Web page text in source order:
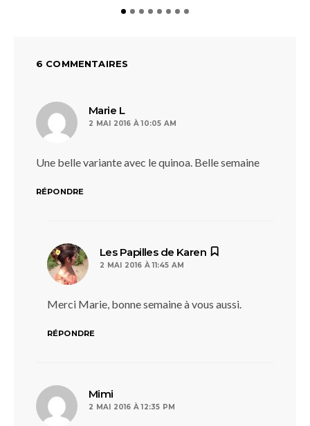
6 COMMENTAIRES
Marie Ldit :
2 MAI 2016 À 10:05 AM
Une belle variante avec le quinoa. Belle semaine
RÉPONDRE
Les Papilles de Karen
2 MAI 2016 À 11:45 AM
Merci Marie, bonne semaine à vous aussi.
RÉPONDRE
Mimi
2 MAI 2016 À 12:35 PM